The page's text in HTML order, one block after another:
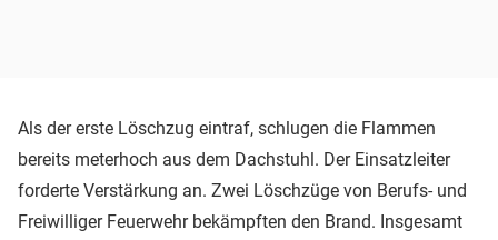
Als der erste Löschzug eintraf, schlugen die Flammen
bereits meterhoch aus dem Dachstuhl. Der Einsatzleiter
forderte Verstärkung an. Zwei Löschzüge von Berufs- und
Freiwilliger Feuerwehr bekämpften den Brand. Insgesamt